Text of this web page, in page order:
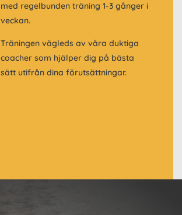
med regelbunden träning 1-3 gånger i
veckan.
Träningen vägleds av våra duktiga
coacher som hjälper dig på bästa
sätt utifrån dina förutsättningar.